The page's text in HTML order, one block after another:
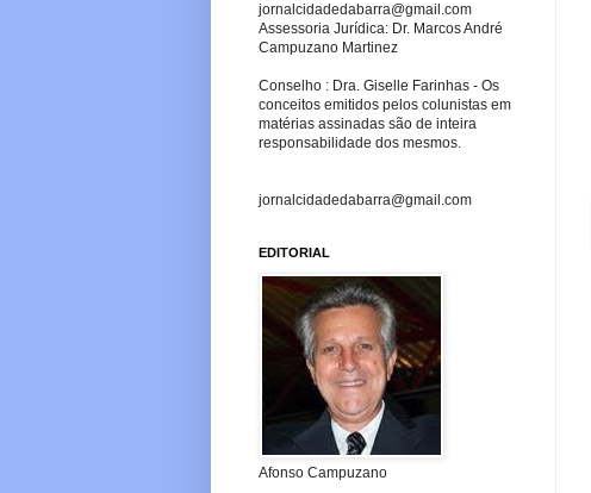
jornalcidadedabarra@gmail.com
Assessoria Jurídica: Dr. Marcos André
Campuzano Martinez
Conselho : Dra. Giselle Farinhas - Os
conceitos emitidos pelos colunistas em
matérias assinadas são de inteira
responsabilidade dos mesmos.
jornalcidadedabarra@gmail.com
EDITORIAL
Afonso Campuzano